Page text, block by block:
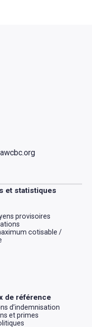
et statistiques
provisoires
cotisable /
de référence
d’indemnisation
et primes